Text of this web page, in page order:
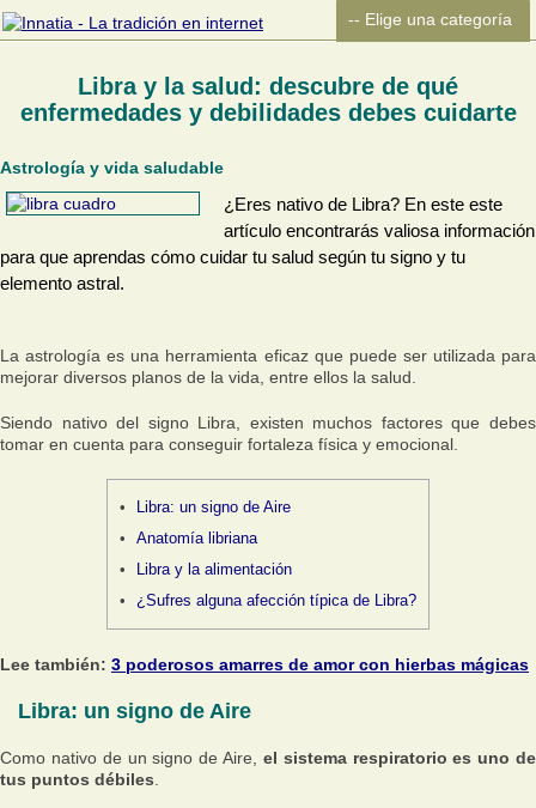
Libra y la salud: descubre de qué
enfermedades y debilidades debes cuidarte
Astrología y vida saludable
¿Eres nativo de Libra? En este este
artículo encontrarás valiosa información
para que aprendas cómo cuidar tu salud según tu signo y tu
elemento astral.
La astrología es una herramienta eficaz que puede ser utilizada para
mejorar diversos planos de la vida, entre ellos la salud.
Siendo nativo del signo Libra, existen muchos factores que debes
tomar en cuenta para conseguir fortaleza física y emocional.
Libra: un signo de Aire
Anatomía libriana
Libra y la alimentación
¿Sufres alguna afección típica de Libra?
Lee también: 3 poderosos amarres de amor con hierbas mágicas
Libra: un signo de Aire
Como nativo de un signo de Aire, el sistema respiratorio es uno de
tus puntos débiles